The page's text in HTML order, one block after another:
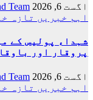
اگست 6, 2026
Team
اہم خبریں تازہ
شہداء پولیس کے
پروقار اور
اگست 6, 2026
Team
اہم خبریں تازہ